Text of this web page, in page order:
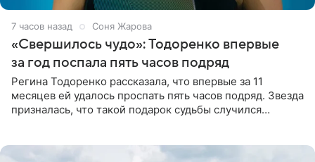
7 часов назад Соня Жарова
«Свершилось чудо»: Тодоренко впервые
за год поспала пять часов подряд
Регина Тодоренко рассказала, что впервые за 11
месяцев ей удалось проспать пять часов подряд. Звезда
призналась, что такой подарок судьбы случился